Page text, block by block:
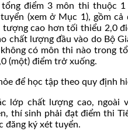
điểm 3 môn thi thuộc
(xem ở Mục 1), gồm
tượng cao hơn tối thiểu 2,0
chất lượng đầu vào do Bộ
có môn thi nào trong
(một) điểm trở xuống.
để học tập theo quy định
lớp chất lượng cao, ngoài
thí sinh phải đạt điểm thi
đăng ký xét tuyển.